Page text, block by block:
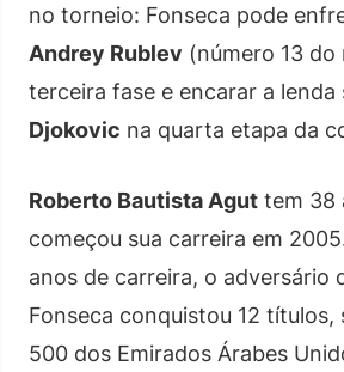
no torneio: Fonseca pode
Andrey Rublev (número 13
terceira fase e encarar a lenda
Djokovic na quarta etapa da
Roberto Bautista Agut tem 38
começou sua carreira em
anos de carreira, o adversário
Fonseca conquistou 12 títulos,
500 dos Emirados Árabes